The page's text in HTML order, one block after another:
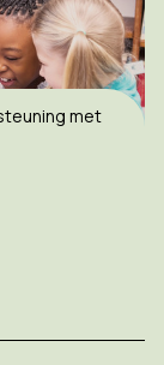
met